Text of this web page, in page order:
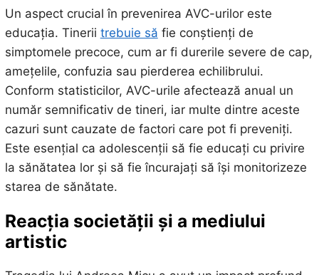
Un aspect crucial în prevenirea AVC-urilor este
educația. Tinerii trebuie să fie conștienți de
simptomele precoce, cum ar fi durerile severe de cap,
amețelile, confuzia sau pierderea echilibrului.
Conform statisticilor, AVC-urile afectează anual un
număr semnificativ de tineri, iar multe dintre aceste
cazuri sunt cauzate de factori care pot fi preveniți.
Este esențial ca adolescenții să fie educați cu privire
la sănătatea lor și să fie încurajați să își monitorizeze
starea de sănătate.
Reacția societății și a mediului
artistic